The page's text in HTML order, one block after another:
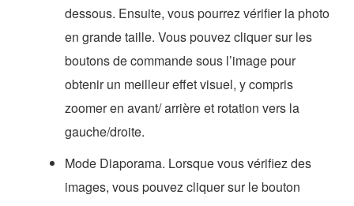
dessous. Ensuite, vous pourrez vérifier la photo
en grande taille. Vous pouvez cliquer sur les
boutons de commande sous l’image pour
obtenir un meilleur effet visuel, y compris
zoomer en avant/ arrière et rotation vers la
gauche/droite.
Mode Diaporama. Lorsque vous vérifiez des
images, vous pouvez cliquer sur le bouton